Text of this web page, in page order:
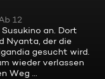
12
an. Dort
Nyanta, der die
gesucht wird.
wieder verlassen
Weg ...